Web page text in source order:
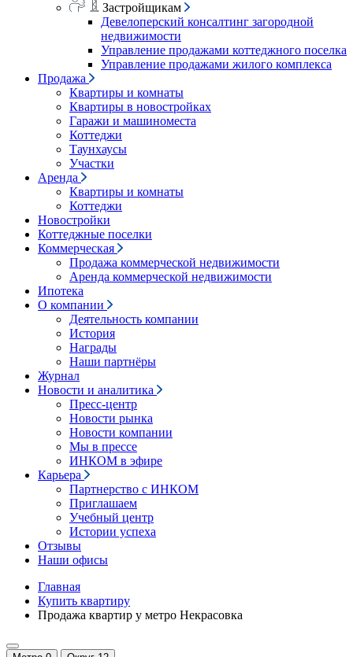
Застройщикам
Девелоперский консалтинг загородной
недвижимости
Управление продажами коттеджного поселка
Управление продажами жилого комплекса
Продажа
Квартиры и комнаты
Квартиры в новостройках
Гаражи и машиноместа
Коттеджи
Таунхаусы
Участки
Аренда
Квартиры и комнаты
Коттеджи
Новостройки
Коттеджные поселки
Коммерческая
Продажа коммерческой недвижимости
Аренда коммерческой недвижимости
Ипотека
О компании
Деятельность компании
История
Награды
Наши партнёры
Журнал
Новости и аналитика
Пресс-центр
Новости рынка
Новости компании
Мы в прессе
ИНКОМ в эфире
Карьера
Партнерство с ИНКОМ
Приглашаем
Учебный центр
Истории успеха
Отзывы
Наши офисы
Главная
Купить квартиру
Продажа квартир у метро Некрасовка